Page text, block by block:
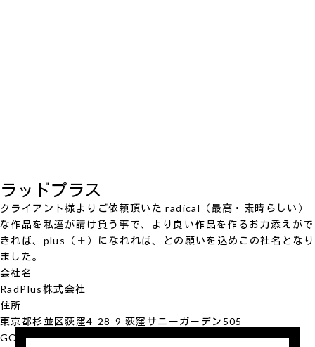
ラッドプラス
クライアント様よりご依頼頂いた radical（最高・素晴らしい）
な作品を私達が請け負う事で、より良い作品を作るお力添えがで
きれば、plus（＋）になれれば、との願いを込めこの社名となり
ました。
会社名
RadPlus株式会社
住所
東京都杉並区荻窪4-28-9 荻窪サニーガーデン505
GOOGLE MAP